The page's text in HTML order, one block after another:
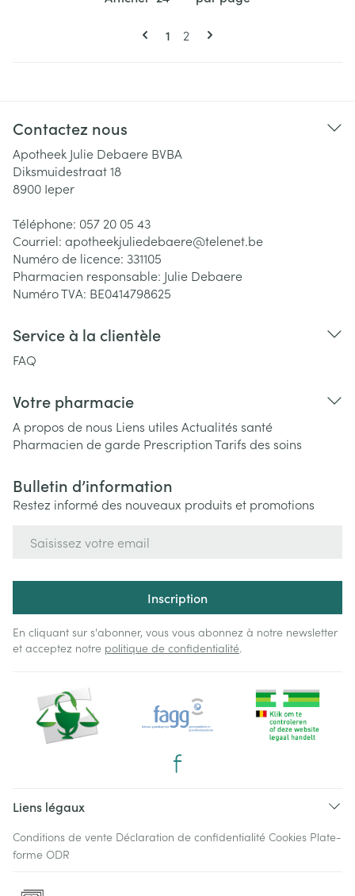
Pages
Vous lisez actuellement la page
1 Page
2
Contactez nous
Apotheek Julie Debaere BVBA
Diksmuidestraat 18
8900 Ieper
Téléphone: 057 20 05 43
Courriel: apotheekjuliedebaere@telenet.be
Numéro de licence: 331105
Pharmacien responsable: Julie Debaere
Numéro TVA: BE0414798625
Service à la clientèle
FAQ
Votre pharmacie
A propos de nous Liens utiles Actualités santé
Pharmacien de garde PrescriptionTarifs des soins
Bulletin d’information
Restez informé des nouveaux produits et promotions
Inscription
En cliquant sur s'abonner, vous vous abonnez à notre newsletter
et acceptez notre politique de confidentialité.
Liens légaux
Conditions de vente Déclaration de confidentialité Cookies Plate-
forme ODR